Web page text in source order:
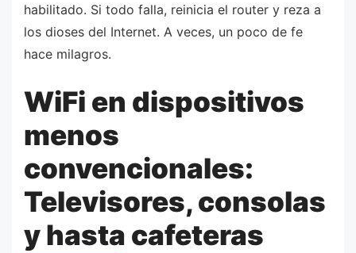
habilitado. Si todo falla, reinicia el router y reza a
los dioses del Internet. A veces, un poco de fe
hace milagros.
WiFi en dispositivos
menos
convencionales:
Televisores, consolas
y hasta cafeteras